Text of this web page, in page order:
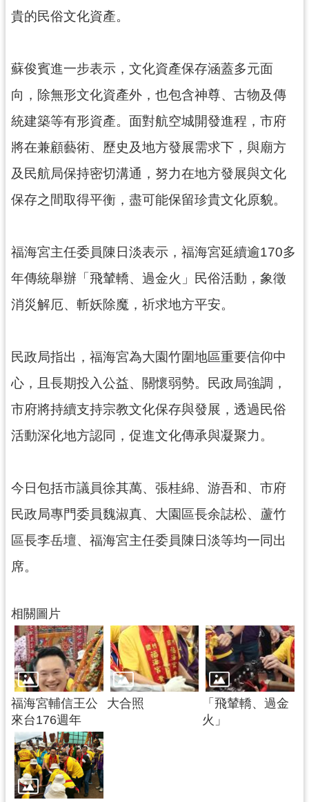
問
園
市
府
入
口
隱
私
政
網
安
全
政
策
府
網
站
料
開
告
貴的民俗文化資產。
蘇俊賓進一步表示，文化資產保存涵蓋多元面
向，除無形文化資產外，也包含神尊、古物及傳
統建築等有形資產。面對航空城開發進程，市府
將在兼顧藝術、歷史及地方發展需求下，與廟方
及民航局保持密切溝通，努力在地方發展與文化
保存之間取得平衡，盡可能保留珍貴文化原貌。
福海宮主任委員陳日淡表示，福海宮延續逾170多
年傳統舉辦「飛輦轎、過金火」民俗活動，象徵
消災解厄、斬妖除魔，祈求地方平安。
民政局指出，福海宮為大園竹圍地區重要信仰中
心，且長期投入公益、關懷弱勢。民政局強調，
市府將持續支持宗教文化保存與發展，透過民俗
活動深化地方認同，促進文化傳承與凝聚力。
今日包括市議員徐其萬、張桂綿、游吾和、市府
民政局專門委員魏淑真、大園區長余誌松、蘆竹
區長李岳壇、福海宮主任委員陳日淡等均一同出
席。
相關圖片
福海宮輔信王公
來台176週年
大合照
「飛輦轎、過金
火」